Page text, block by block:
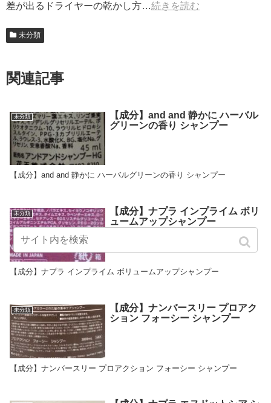
差が出るドライヤーの乾かし方…続きを読む
未分類
関連記事
未分類
【成分】and and 静かに ハーバル
グリーンの香り シャンプー
【成分】and and 静かに ハーバルグリーンの香り シャンプー
未分類
【成分】ナプラ インプライム ボリ
ュームアップシャンプー
【成分】ナプラ インプライム ボリュームアップシャンプー
未分類
【成分】ナンバースリー プロアク
ション フォーシー シャンプー
【成分】ナンバースリー プロアクション フォーシー シャンプー